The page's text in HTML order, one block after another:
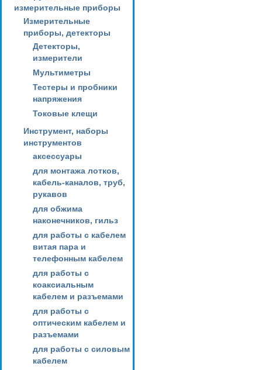
измерительные приборы
Измерительные
приборы, детекторы
Детекторы,
измерители
Мультиметры
Тестеры и пробники
напряжения
Токовые клещи
Инструмент, наборы
инструментов
аксессуары
для монтажа лотков,
кабель-каналов, труб,
рукавов
для обжима
наконечников, гильз
для работы с кабелем
витая пара и
телефонным кабелем
для работы с
коаксиальным
кабелем и разъемами
для работы с
оптическим кабелем и
разъемами
для работы с силовым
кабелем